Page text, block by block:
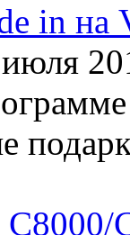
in на